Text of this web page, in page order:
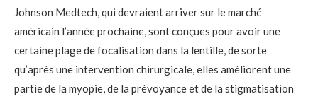
Johnson Medtech, qui devraient arriver sur le marché
américain l’année prochaine, sont conçues pour avoir une
certaine plage de focalisation dans la lentille, de sorte
qu’après une intervention chirurgicale, elles améliorent une
partie de la myopie, de la prévoyance et de la stigmatisation